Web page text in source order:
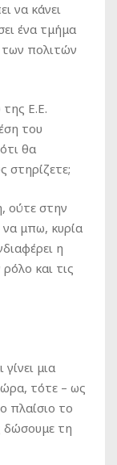
να κάνει
ένα τμήμα
των πολιτών
Ε.Ε.
του
θα
στηρίζετε;
ούτε στην
μπω, κυρία
η
και τις
μια
τότε – ως
πλαίσιο το
δώσουμε τη